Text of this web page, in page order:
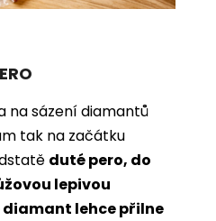
na sázení diamantů
tak na začátku
duté pero, do
lepivou
lehce přilne